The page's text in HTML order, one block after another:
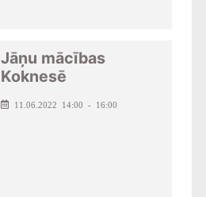
Jāņu mācības
Koknesē
11.06.2022 14:00 - 16:00